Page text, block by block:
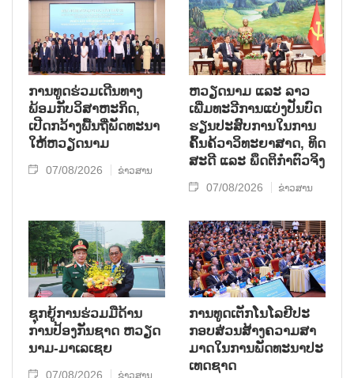
ການ​ທູດ​ຮ່ວມ​ເດີນ​ທາງ​
ພ້ອມກັບ​ວິ​ສາ​ຫະ​ກ​ິດ,
ເປີດກວ້າງ​ພື້ນ​ຖີ່​ພັດ​ທະ​ນາ​
ໃຫ້​ຫວຽດ​ນາມ
07/08/2026 ຂ່າວສານ
ຫວຽດ​ນາມ ແລະ ລາວ​
ເພີ່ມ​ທະ​ວີ​ການ​ແບ່​ງ​ປັນ​ບົດ​
ຮຽນ​ປະ​ສົບ​ການ​ໃນ​ການ​
ຄົ້ນ​ຄ້​ວາ​ວິ​ທະ​ຍາ​ສາດ, ທິດ​
ສະ​ດີ ແລະ ພຶດ​ຕິ​ກຳຕົວ​ຈິງ
07/08/2026 ຂ່າວສານ
ຊຸກ​ຍູ້​ການ​ຮ່ວມ​ມື​ດ້ານ​
ການ​ປ້ອງ​ກັນ​ຊາດ ຫວຽດ​
ນາມ-ມາ​ເລ​ເຊຍ
07/08/2026 ຂ່າວສານ
ການ​ທູດ​ເຕັກ​ໂນ​ໂລ​ຢີ​ປະ​
ກອບ​ສ່ວນ​ສ້າງ​ຄວາມ​ສາ​
ມາດ​ໃນ​ການ​ພັດ​ທະ​ນາ​ປະ​
ເທດ​ຊາດ